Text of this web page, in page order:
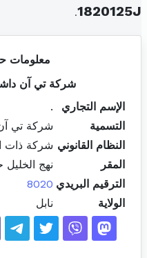
1820125J
.
معلومات
شركة تي آن
الإسم التجاري
.
التسمية
شركة تي آن
النظام القانوني شركة ذات
المقر
نهج
الترقيم البريدي 8020
الولاية
نابل